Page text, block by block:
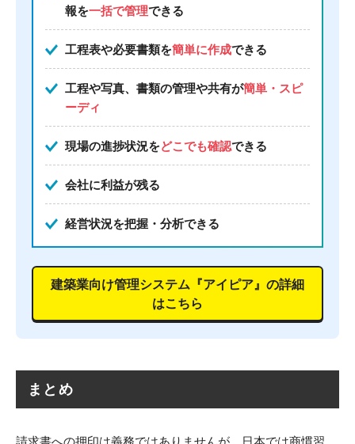
報を一括で管理できる
工程表や必要書類を簡単に作成できる
工程や写真、書類の管理や共有が簡単・スピ
ーディ
現場の進捗状況をどこでも確認できる
会社に利益が残る
経営状況を把握・分析できる
建築業向け管理システム『アイピア』の詳細
はこちら
まとめ